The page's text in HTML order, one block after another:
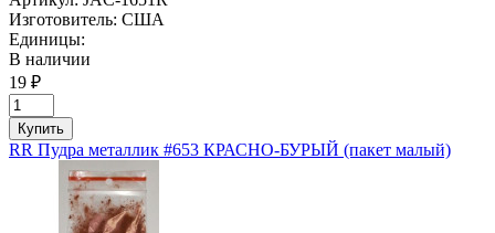
Изготовитель: США
Единицы:
В наличии
19 ₽
Купить
RR Пудра металлик #653 КРАСНО-БУРЫЙ (пакет малый)